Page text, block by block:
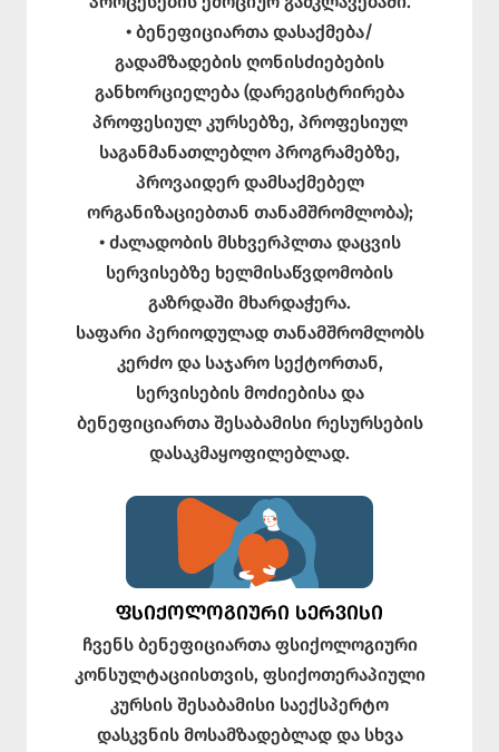
• ბენეფიციართა დასაქმება/
გადამზადების ღონისძიებების
განხორციელება (დარეგისტრირება
პროფესიულ კურსებზე, პროფესიულ
საგანმანათლებლო პროგრამებზე,
პროვაიდერ დამსაქმებელ
ორგანიზაციებთან თანამშრომლობა);
• ძალადობის მსხვერპლთა დაცვის
სერვისებზე ხელმისაწვდომობის
გაზრდაში მხარდაჭერა.
საფარი პერიოდულად თანამშრომლობს
კერძო და საჯარო სექტორთან,
სერვისების მოძიებისა და
ბენეფიციართა შესაბამისი რესურსების
დასაკმაყოფილებლად.
ᲤᲡᲘᲥᲝᲚᲝᲒᲘᲣᲠᲘ ᲡᲔᲠᲕᲘᲡᲘ
ჩვენს ბენეფიციართა ფსიქოლოგიური
კონსულტაციისთვის, ფსიქოთერაპიული
კურსის შესაბამისი საექსპერტო
დასკვნის მოსამზადებლად და სხვა